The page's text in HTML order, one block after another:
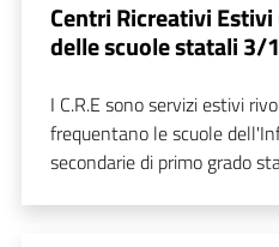
Centri Ricreativi
delle scuole statali 3/
I C.R.E sono servizi estivi
frequentano le scuole
secondarie di primo grado